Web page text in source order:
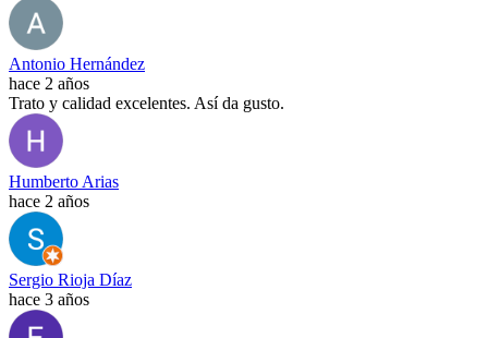
Antonio Hernández
hace 2 años
Trato y calidad excelentes. Así da gusto.
Humberto Arias
hace 2 años
Sergio Rioja Díaz
hace 3 años